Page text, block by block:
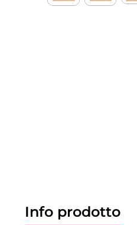
Info prodotto